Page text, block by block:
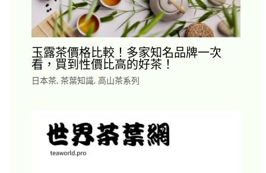
玉露茶價格比較！多家知名品牌一次
看，買到性價比高的好茶！
日本茶, 茶葉知識, 高山茶系列